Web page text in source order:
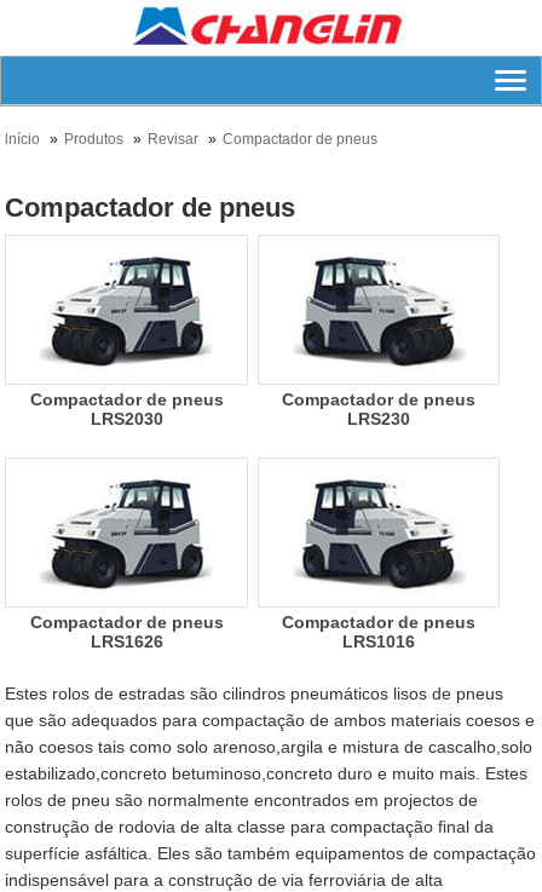
lnício Produtos Revisar Compactador de pneus
Compactador de pneus
Compactador de pneus
LRS2030
Compactador de pneus
LRS230
Compactador de pneus
LRS1626
Compactador de pneus
LRS1016
Estes rolos de estradas são cilindros pneumáticos lisos de pneus
que são adequados para compactação de ambos materiais coesos e
não coesos tais como solo arenoso,argila e mistura de cascalho,solo
estabilizado,concreto betuminoso,concreto duro e muito mais. Estes
rolos de pneu são normalmente encontrados em projectos de
construção de rodovia de alta classe para compactação final da
superfície asfáltica. Eles são também equipamentos de compactação
indispensável para a construção de via ferroviária de alta